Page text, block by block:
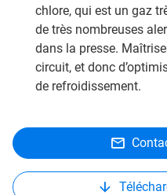
chlore, qui est un gaz
de très nombreuses
dans la presse.
circuit, et donc
de refroidissement.